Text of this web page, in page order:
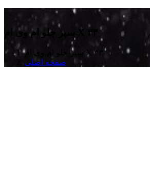
سپر جلو ام وی ام X ۳۳
سپر جلو ام وی ام X ۳۳
صفحه اصلی